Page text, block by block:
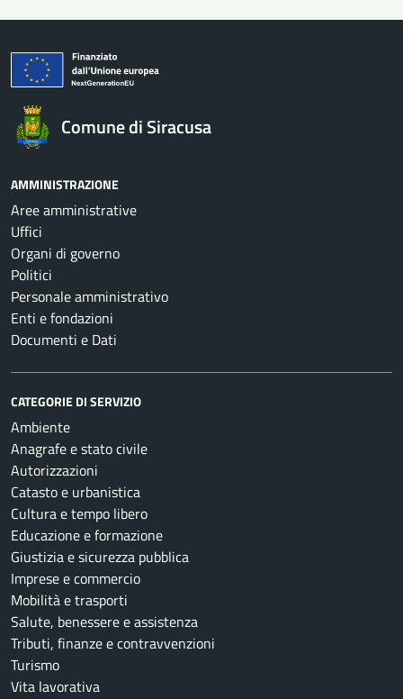
Comune di Siracusa
AMMINISTRAZIONE
Aree amministrative
Uffici
Organi di governo
Politici
Personale amministrativo
Enti e fondazioni
Documenti e Dati
CATEGORIE DI SERVIZIO
Ambiente
Anagrafe e stato civile
Autorizzazioni
Catasto e urbanistica
Cultura e tempo libero
Educazione e formazione
Giustizia e sicurezza pubblica
Imprese e commercio
Mobilità e trasporti
Salute, benessere e assistenza
Tributi, finanze e contravvenzioni
Turismo
Vita lavorativa